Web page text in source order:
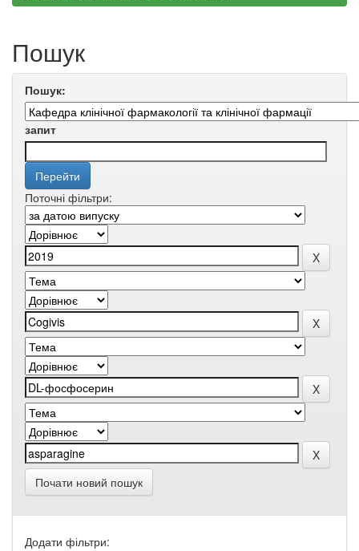
Пошук
Пошук:
запит
Поточні фільтри:
Почати новий пошук
Додати фільтри: